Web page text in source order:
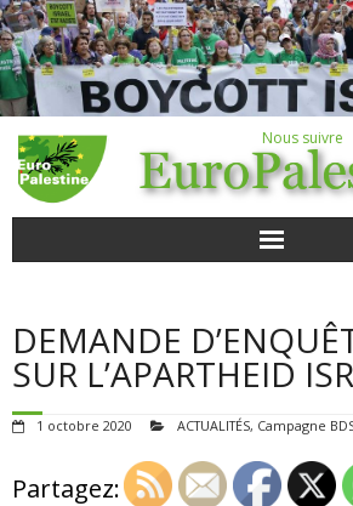
Nous suivre
POUR AGIR
DEMANDE
SUR L’APARTHEID
1 octobre 2020 ACTUALITÉS, Campagne
Partagez: